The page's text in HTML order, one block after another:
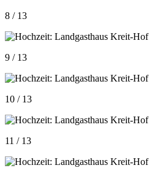
8 / 13
9 / 13
10 / 13
11 / 13